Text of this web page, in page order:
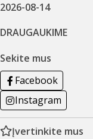
2026-08-14
DRAUGAUKIME
Sekite mus
Facebook
Instagram
Įvertinkite mus